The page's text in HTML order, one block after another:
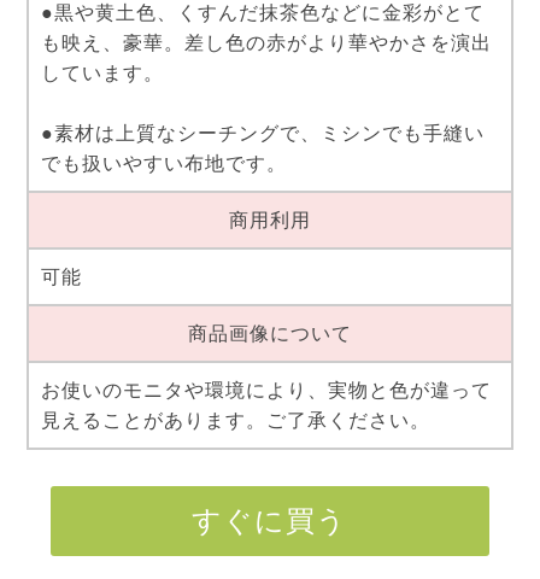
●黒や黄土色、くすんだ抹茶色などに金彩がとて
も映え、豪華。差し色の赤がより華やかさを演出
しています。
●素材は上質なシーチングで、ミシンでも手縫い
でも扱いやすい布地です。
商用利用
可能
商品画像について
お使いのモニタや環境により、実物と色が違って
見えることがあります。ご了承ください。
すぐに買う